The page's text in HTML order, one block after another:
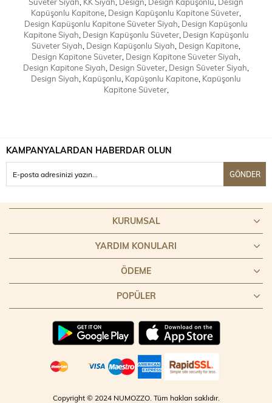
Kapüşonlu Kapitone Design Kapüşonlu Kapitone Süveter
Design Kapüşonlu Kapitone Süveter Siyah Design Kapüşonlu
Kapitone Siyah Design Kapüşonlu Süveter, Design Kapüşonlu
Süveter Siyah Design Kapüşonlu Siyah Design Kapitone
Design Kapitone Süveter Design Kapitone Süveter Siyah
Design Kapitone Siyah Design Süveter Design Süveter Siyah
Design Siyah Kapüşonlu Kapüşonlu Kapitone Kapüşonlu
Kapitone Süveter,
KAMPANYALARDAN HABERDAR OLUN
GÖNDER
KURUMSAL
YARDIM KONULARI
ÖDEME
POPÜLER
Copyright © 2024 NUMOZZO. Tüm hakları saklıdır.